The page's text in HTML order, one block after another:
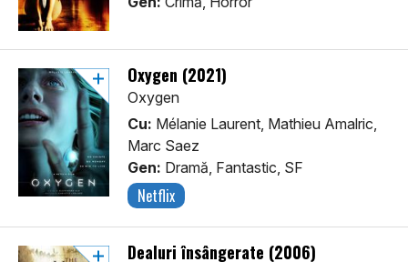
Oxygen (2021)
Oxygen
Cu: Mélanie Laurent, Mathieu Amalric,
Marc Saez
Gen: Dramă, Fantastic, SF
Netflix
Dealuri însângerate (2006)